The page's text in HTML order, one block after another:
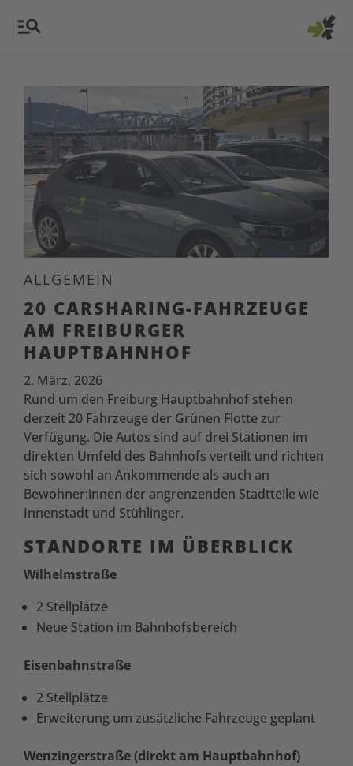
ALLGEMEIN
20 CARSHARING-FAHRZEUGE
AM FREIBURGER
HAUPTBAHNHOF
2. März, 2026
Rund um den Freiburg Hauptbahnhof stehen
derzeit 20 Fahrzeuge der Grünen Flotte zur
Verfügung. Die Autos sind auf drei Stationen im
direkten Umfeld des Bahnhofs verteilt und richten
sich sowohl an Ankommende als auch an
Bewohner:innen der angrenzenden Stadtteile wie
Innenstadt und Stühlinger.
STANDORTE IM ÜBERBLICK
Wilhelmstraße
2 Stellplätze
Neue Station im Bahnhofsbereich
Eisenbahnstraße
2 Stellplätze
Erweiterung um zusätzliche Fahrzeuge geplant
Wenzingerstraße (direkt am Hauptbahnhof)